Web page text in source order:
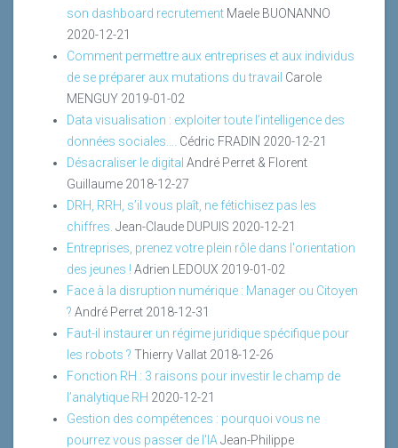
son dashboard recrutement Maele BUONANNO
2020-12-21
Comment permettre aux entreprises et aux individus
de se préparer aux mutations du travail Carole
MENGUY 2019-01-02
Data visualisation : exploiter toute l’intelligence des
données sociales….
Cédric FRADIN 2020-12-21
Désacraliser le digital André Perret & Florent
Guillaume 2018-12-27
DRH, RRH, s’il vous plaît, ne fétichisez pas les
chiffres. Jean-Claude DUPUIS 2020-12-21
Entreprises, prenez votre plein rôle dans l'orientation
des jeunes ! Adrien LEDOUX 2019-01-02
Face à la disruption numérique : Manager ou Citoyen
? André Perret 2018-12-31
Faut-il instaurer un régime juridique spécifique pour
les robots ? Thierry Vallat 2018-12-26
Fonction RH : 3 raisons pour investir le champ de
l’analytique RH 2020-12-21
Gestion des compétences : pourquoi vous ne
pourrez vous passer de l'IA Jean-Philippe